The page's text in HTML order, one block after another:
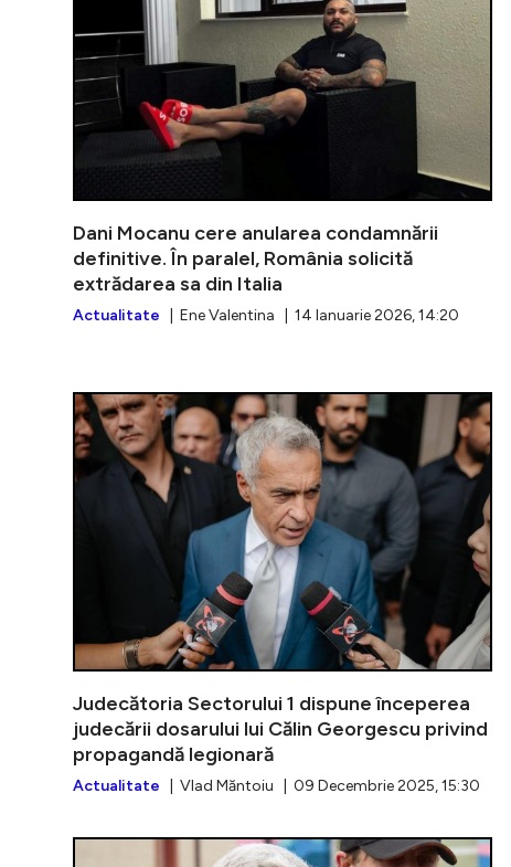
Dani Mocanu cere anularea condamnării
definitive. În paralel, România solicită
extrădarea sa din Italia
Actualitate | Ene Valentina | 14 Ianuarie 2026, 14:20
Judecătoria Sectorului 1 dispune începerea
judecării dosarului lui Călin Georgescu privind
propagandă legionară
Actualitate | Vlad Măntoiu | 09 Decembrie 2025, 15:30